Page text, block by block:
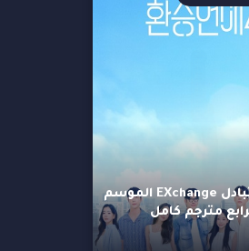
برنامج التبادل EXchange الموسم
مترجم كامل